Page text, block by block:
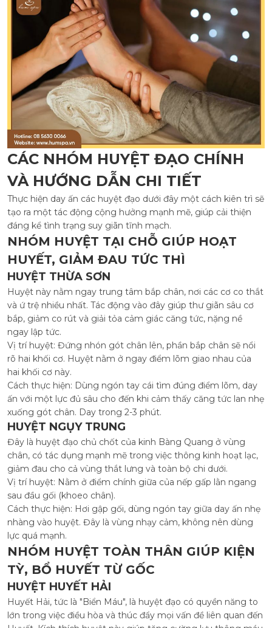
CÁC NHÓM HUYỆT ĐẠO CHÍNH
VÀ HƯỚNG DẪN CHI TIẾT
Thực hiện day ấn các huyệt đạo dưới đây một cách kiên trì sẽ
tạo ra một tác động cộng hưởng mạnh mẽ, giúp cải thiện
đáng kể tình trạng suy giãn tĩnh mạch.
NHÓM HUYỆT TẠI CHỖ GIÚP HOẠT
HUYẾT, GIẢM ĐAU TỨC THÌ
HUYỆT THỪA SƠN
Huyệt này nằm ngay trung tâm bắp chân, nơi các cơ co thắt
và ứ trệ nhiều nhất. Tác động vào đây giúp thư giãn sâu cơ
bắp, giảm co rút và giải tỏa cảm giác căng tức, nặng nề
ngay lập tức.
Vị trí huyệt: Đứng nhón gót chân lên, phần bắp chân sẽ nổi
rõ hai khối cơ. Huyệt nằm ở ngay điểm lõm giao nhau của
hai khối cơ này.
Cách thực hiện: Dùng ngón tay cái tìm đúng điểm lõm, day
ấn với một lực đủ sâu cho đến khi cảm thấy căng tức lan nhẹ
xuống gót chân. Day trong 2-3 phút.
HUYỆT NGỤY TRUNG
Đây là huyệt đạo chủ chốt của kinh Bàng Quang ở vùng
chân, có tác dụng mạnh mẽ trong việc thông kinh hoạt lạc,
giảm đau cho cả vùng thắt lưng và toàn bộ chi dưới.
Vị trí huyệt: Nằm ở điểm chính giữa của nếp gấp lằn ngang
sau đầu gối (khoeo chân).
Cách thực hiện: Hơi gập gối, dùng ngón tay giữa day ấn nhẹ
nhàng vào huyệt. Đây là vùng nhạy cảm, không nên dùng
lực quá mạnh.
NHÓM HUYỆT TOÀN THÂN GIÚP KIỆN
TỲ, BỔ HUYẾT TỪ GỐC
HUYỆT HUYẾT HẢI
Huyết Hải, tức là "Biển Máu", là huyệt đạo có quyền năng to
lớn trong việc điều hòa và thúc đẩy mọi vấn đề liên quan đến